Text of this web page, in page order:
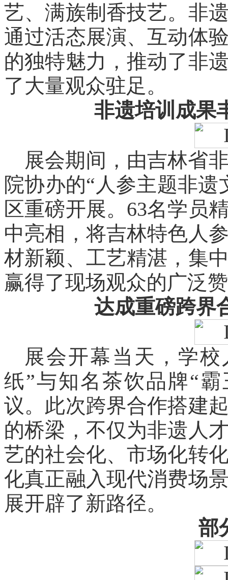
艺、满族制香技艺。非
通过活态展演、互动体
的独特魅力，推动了非
了大量观众驻足。
非遗培训成果
展会期间，由吉林省
院协办的“人参主题非
区重磅开展。63名学员
中亮相，将吉林特色人
材新颖、工艺精湛，集
赢得了现场观众的广泛
达成重磅跨界
展会开幕当天，学
纸”与知名茶饮品牌“
议。此次跨界合作搭建
的桥梁，不仅为非遗人
艺的社会化、市场化转
化真正融入现代消费场
展开辟了新路径。
部